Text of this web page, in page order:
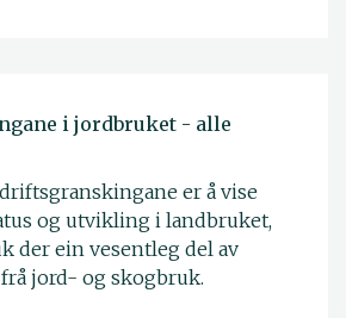
i jordbruket - alle
er å vise
og utvikling i landbruket,
der ein vesentleg del av
jord- og skogbruk.